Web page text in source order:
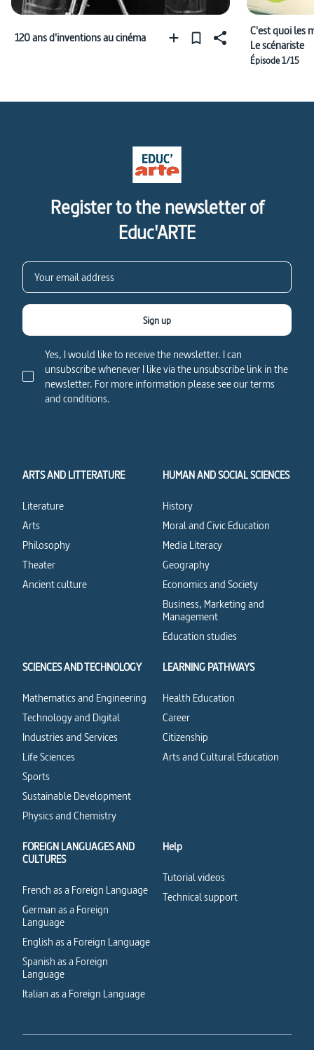
120 ans d'inventions au cinéma
C'est quoi les
Le scénariste
Épisode 1/15
Register to the newsletter of
Educ'ARTE
Yes, I would like to receive the newsletter. I can
unsubscribe whenever I like via the unsubscribe link in the
newsletter. For more information please see our terms
and conditions.
Sign up
ARTS AND LITTERATURE
Literature
Arts
Philosophy
Theater
Ancient culture
HUMAN AND SOCIAL SCIENCES
History
Moral and Civic Education
Media Literacy
Geography
Economics and Society
Business, Marketing and
Management
Education studies
SCIENCES AND TECHNOLOGY
Mathematics and Engineering
Technology and Digital
Industries and Services
Life Sciences
Sports
Sustainable Development
Physics and Chemistry
LEARNING PATHWAYS
Health Education
Career
Citizenship
Arts and Cultural Education
FOREIGN LANGUAGES AND
CULTURES
French as a Foreign Language
German as a Foreign
Language
English as a Foreign Language
Spanish as a Foreign
Language
Italian as a Foreign Language
Help
Tutorial videos
Technical support